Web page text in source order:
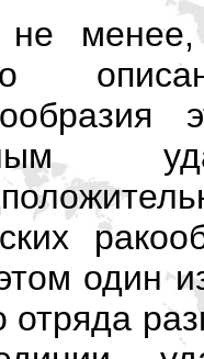
менее,
один
отряда